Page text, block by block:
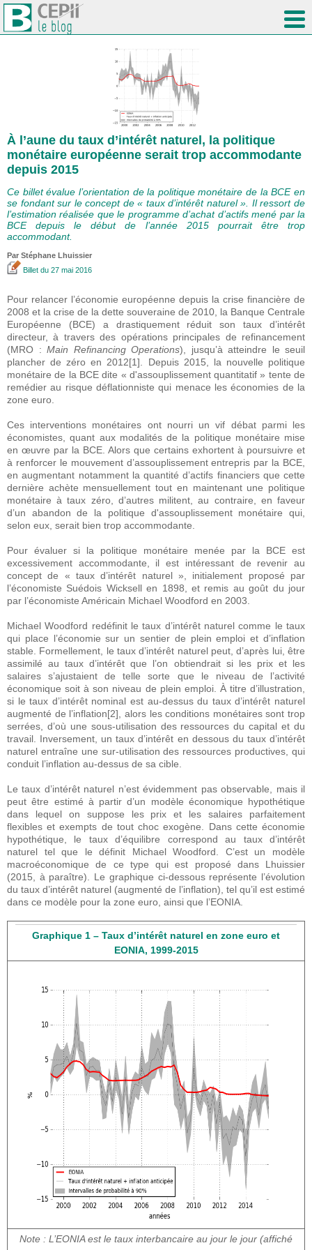
À l’aune du taux d’intérêt naturel, la politique
monétaire européenne serait trop accommodante
depuis 2015
Ce billet évalue l’orientation de la politique monétaire de la BCE en
se fondant sur le concept de « taux d’intérêt naturel ». Il ressort de
l’estimation réalisée que le programme d’achat d’actifs mené par la
BCE depuis le début de l’année 2015 pourrait être trop
accommodant.
Par Stéphane Lhuissier
Billet du 27 mai 2016
Pour relancer l’économie européenne depuis la crise financière de
2008 et la crise de la dette souveraine de 2010, la Banque Centrale
Européenne (BCE) a drastiquement réduit son taux d’intérêt
directeur, à travers des opérations principales de refinancement
(MRO : Main Refinancing Operations), jusqu’à atteindre le seuil
plancher de zéro en 2012[1]. Depuis 2015, la nouvelle politique
monétaire de la BCE dite « d'assouplissement quantitatif » tente de
remédier au risque déflationniste qui menace les économies de la
zone euro.
Ces interventions monétaires ont nourri un vif débat parmi les
économistes, quant aux modalités de la politique monétaire mise
en œuvre par la BCE. Alors que certains exhortent à poursuivre et
à renforcer le mouvement d’assouplissement entrepris par la BCE,
en augmentant notamment la quantité d’actifs financiers que cette
dernière achète mensuellement tout en maintenant une politique
monétaire à taux zéro, d’autres militent, au contraire, en faveur
d’un abandon de la politique d'assouplissement monétaire qui,
selon eux, serait bien trop accommodante.
Pour évaluer si la politique monétaire menée par la BCE est
excessivement accommodante, il est intéressant de revenir au
concept de « taux d’intérêt naturel », initialement proposé par
l’économiste Suédois Wicksell en 1898, et remis au goût du jour
par l’économiste Américain Michael Woodford en 2003.
Michael Woodford redéfinit le taux d’intérêt naturel comme le taux
qui place l’économie sur un sentier de plein emploi et d’inflation
stable. Formellement, le taux d’intérêt naturel peut, d’après lui, être
assimilé au taux d’intérêt que l’on obtiendrait si les prix et les
salaires s’ajustaient de telle sorte que le niveau de l’activité
économique soit à son niveau de plein emploi. À titre d’illustration,
si le taux d’intérêt nominal est au-dessus du taux d’intérêt naturel
augmenté de l’inflation[2], alors les conditions monétaires sont trop
serrées, d’où une sous-utilisation des ressources du capital et du
travail. Inversement, un taux d’intérêt en dessous du taux d’intérêt
naturel entraîne une sur-utilisation des ressources productives, qui
conduit l’inflation au-dessus de sa cible.
Le taux d’intérêt naturel n’est évidemment pas observable, mais il
peut être estimé à partir d’un modèle économique hypothétique
dans lequel on suppose les prix et les salaires parfaitement
flexibles et exempts de tout choc exogène. Dans cette économie
hypothétique, le taux d’équilibre correspond au taux d’intérêt
naturel tel que le définit Michael Woodford. C’est un modèle
macroéconomique de ce type qui est proposé dans Lhuissier
(2015, à paraître). Le graphique ci-dessous représente l’évolution
du taux d’intérêt naturel (augmenté de l’inflation), tel qu’il est estimé
dans ce modèle pour la zone euro, ainsi que l’EONIA.
Graphique 1 – Taux d’intérêt naturel en zone euro et
EONIA, 1999-2015
Note : L’EONIA est le taux interbancaire au jour le jour (affiché